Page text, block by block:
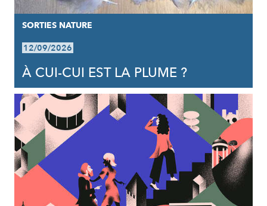
SORTIES NATURE
12/09/2026
À CUI-CUI EST LA PLUME ?